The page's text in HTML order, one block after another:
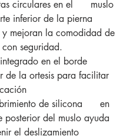
circulares en el      muslo
inferior de la pierna
y mejoran la comodidad de
con seguridad.
integrado en el borde
de la ortesis para facilitar
de silicona      en
posterior del muslo ayuda
el deslizamiento